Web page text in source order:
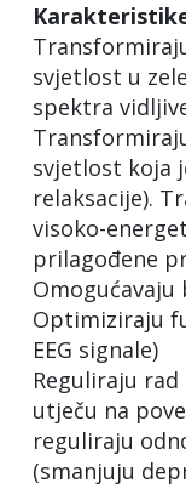
svjetlost u
spektra
svjetlost koja
relaksacije).
visoko-
prilagođene
Optimiziraju
EEG signale)
Reguliraju
utječu na
reguliraju
(smanjuju